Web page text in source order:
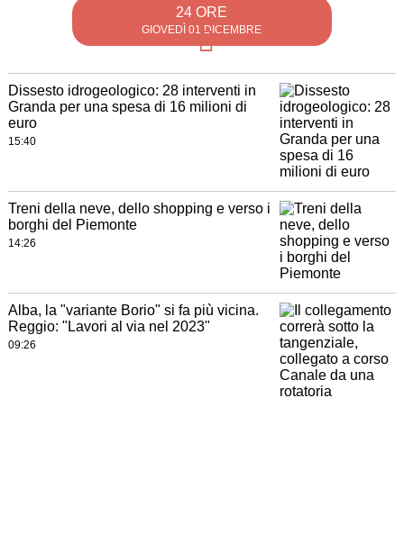
24 ORE
GIOVEDÌ 01 DICEMBRE
Dissesto idrogeologico: 28 interventi in
Granda per una spesa di 16 milioni di
euro
15:40
Treni della neve, dello shopping e verso i
borghi del Piemonte
14:26
Alba, la "variante Borio" si fa più vicina.
Reggio: "Lavori al via nel 2023"
09:26